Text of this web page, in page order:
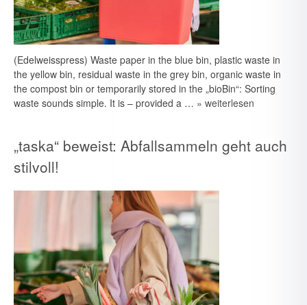
(Edelweisspress) Waste paper in the blue bin, plastic waste in
the yellow bin, residual waste in the grey bin, organic waste in
the compost bin or temporarily stored in the „bioBin“: Sorting
waste sounds simple. It is – provided a … » weiterlesen
„taska“ beweist: Abfallsammeln geht auch
stilvoll!